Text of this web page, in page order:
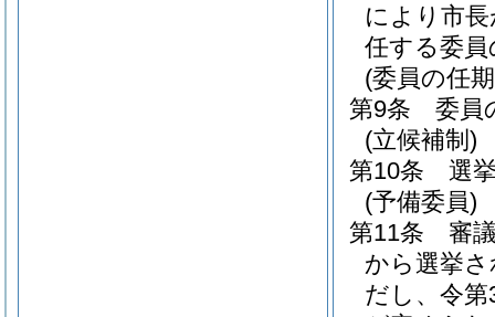
により市
任する委
(委員の任
第9条
委員
(立候補制)
第10条
選
(予備委員)
第11条
審
から選挙
だし、令